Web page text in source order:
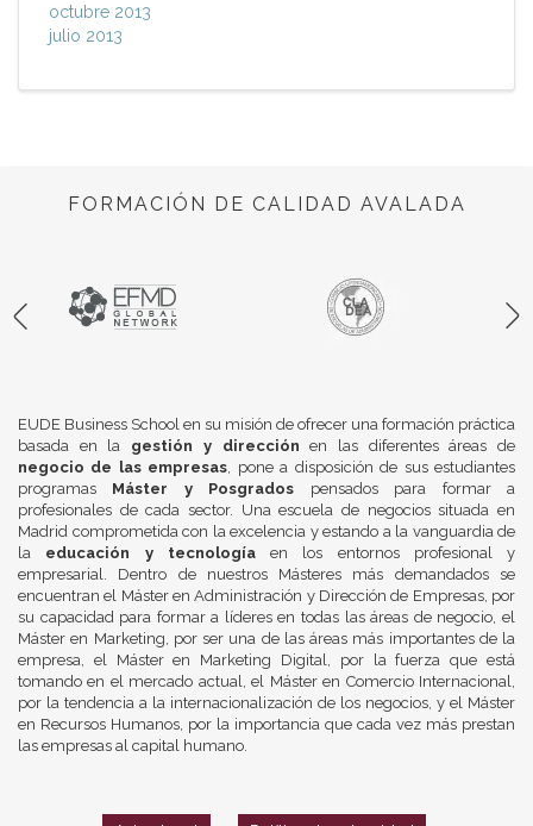
octubre 2013
julio 2013
FORMACIÓN DE CALIDAD AVALADA
EUDE Business School en su misión de ofrecer una formación práctica
basada en la gestión y dirección en las diferentes áreas de
negocio de las empresas, pone a disposición de sus estudiantes
programas Máster y Posgrados pensados para formar a
profesionales de cada sector. Una escuela de negocios situada en
Madrid comprometida con la excelencia y estando a la vanguardia de
la educación y tecnologíaen los entornos profesional y
empresarial. Dentro de nuestros Másteres más demandados se
encuentran el Máster en Administración y Dirección de Empresas, por
su capacidad para formar a líderes en todas las áreas de negocio, el
Máster en Marketing, por ser una de las áreas más importantes de la
empresa, el Máster en Marketing Digital, por la fuerza que está
tomando en el mercado actual, el Máster en Comercio Internacional,
por la tendencia a la internacionalización de los negocios, y el Máster
en Recursos Humanos, por la importancia que cada vez más prestan
las empresas al capital humano.